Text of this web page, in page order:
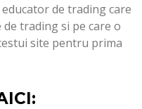
de trading care
trading si pe care o
site pentru prima